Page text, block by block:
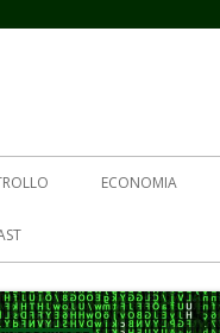
ECONOMIA